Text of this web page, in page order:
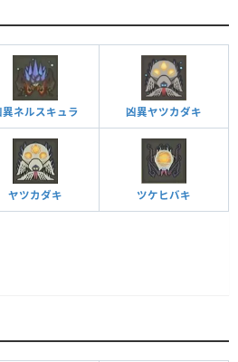
異ネルスキュラ 凶異ヤツカダキ
ヤツカダキ ツケヒバキ